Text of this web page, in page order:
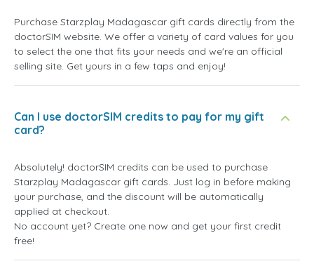
Purchase Starzplay Madagascar gift cards directly from the
doctorSIM website. We offer a variety of card values for you
to select the one that fits your needs and we're an official
selling site. Get yours in a few taps and enjoy!
Can I use doctorSIM credits to pay for my gift
card?
Absolutely! doctorSIM credits can be used to purchase
Starzplay Madagascar gift cards. Just log in before making
your purchase, and the discount will be automatically
applied at checkout.
No account yet? Create one now and get your first credit
free!